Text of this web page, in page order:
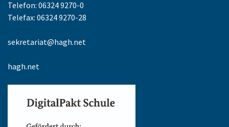
Telefon: 06324 9270-0
Telefax: 06324 9270-28
sekretariat@hagh.net
hagh.net